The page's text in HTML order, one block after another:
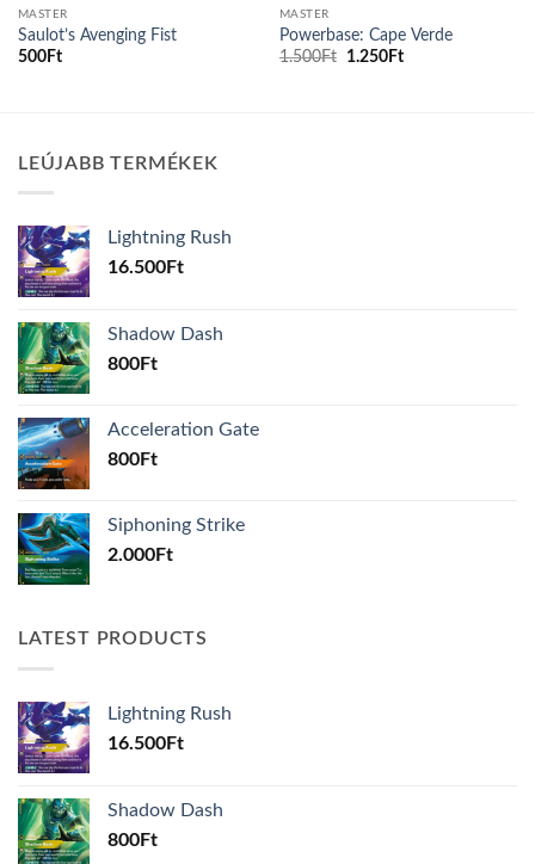
MASTER
Saulot’s Avenging Fist
500Ft
MASTER
Powerbase: Cape Verde
1.500Ft
Original
1.250FtCurrent
LEÚJABB TERMÉKEK
Lightning Rush
16.500Ft
Shadow Dash
800Ft
Acceleration Gate
800Ft
Siphoning Strike
2.000Ft
LATEST PRODUCTS
Lightning Rush
16.500Ft
Shadow Dash
800Ft